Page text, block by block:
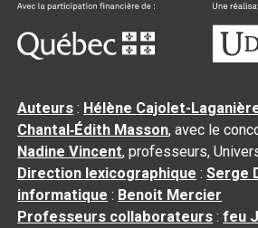
Auteurs : Hélène Cajolet-
Chantal‑Édith Masson, avec le
Nadine Vincent, professeurs,
Direction lexicographique :Serge
informatique : Benoit Mercier
Professeurs collaborateurs :feu